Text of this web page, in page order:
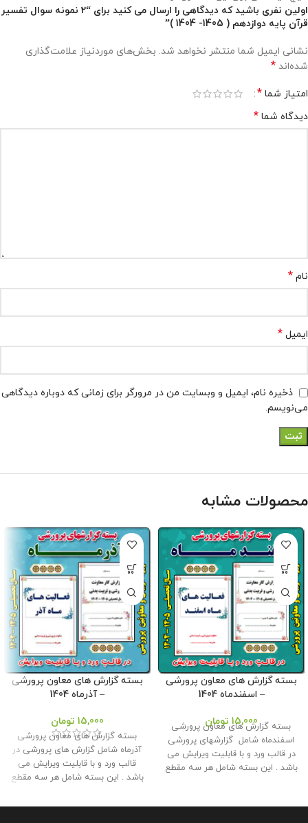
اولین نفری باشید که دیدگاهی را ارسال می کنید برای “2 نمونه سوال تفسیر
قرآن پایه دوازدهم ( 1405- 1404 )”
نشانی ایمیل شما منتشر نخواهد شد. بخش‌های موردنیاز علامت‌گذاری
شده‌اند *
امتیاز شما *
دیدگاه شما *
نام *
ایمیل *
ذخیره نام، ایمیل و وبسایت من در مرورگر برای زمانی که دوباره دیدگاهی
می‌نویسم.
محصولات مشابه
بسته گزارش های معاون پرورشی
– اسفندماه 1404
15,000 تومان
بسته گزارش های معاون پرورشی
اسفندماه شامل گزارشهای پرورشی
در قالب ورد و با قابلیت ویرایش می
باشد . این بسته شامل هر سه مقطع
شده است . این بسته مناسب برای
بسته گزارش های معاون پرورشی
– آذرماه 1404
15,000 تومان
بسته گزارش های معاون پرورشی
آذرماه شامل گزارش های پرورشی در
قالب ورد و با قابلیت ویرایش می
باشد . این بسته شامل هر سه مقطع
باشد و توسط تیم ما طراحی و تولید